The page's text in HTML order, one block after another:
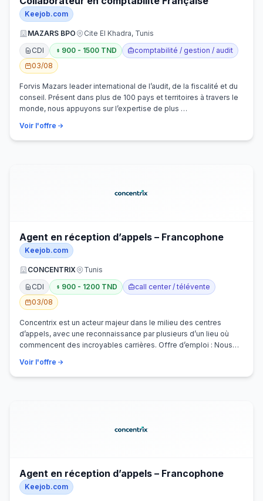
Keejob.com
MAZARS BPO
Cite El Khadra, Tunis
CDI
900 - 1500 TND
comptabilité / gestion / audit
03/08
Forvis Mazars leader international de l’audit, de la fiscalité et du
conseil. Présent dans plus de 100 pays et territoires à travers le
monde, nous appuyons sur l’expertise de plus …
Voir l'offre
Agent en réception d’appels – Francophone
Keejob.com
CONCENTRIX
Tunis
CDI
900 - 1200 TND
call center / télévente
03/08
Concentrix est un acteur majeur dans le milieu des centres
d’appels, avec une reconnaissance par plusieurs d’un lieu où
commencent des incroyables carrières. Offre d’emploi : Nous
Voir l'offre
Agent en réception d’appels – Francophone
Keejob.com